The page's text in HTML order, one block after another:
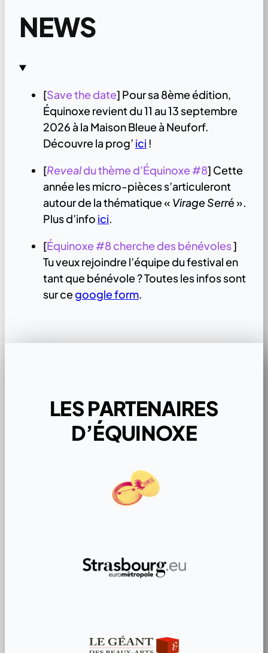
NEWS
[Save the date] Pour sa 8ème édition,
Équinoxe revient du 11 au 13 septembre
2026 à la Maison Bleue à Neuforf.
Découvre la prog’ ici !
[Revealdu thème d’Équinoxe #8] Cette
année les micro-pièces s’articuleront
autour de la thématique « Virage Serré ».
Plus d’info ici.
[Équinoxe #8cherche des bénévoles]
Tu veux rejoindre l’équipe du festival en
tant que bénévole ? Toutes les infos sont
sur cegoogle form.
LES PARTENAIRES
D’ÉQUINOXE